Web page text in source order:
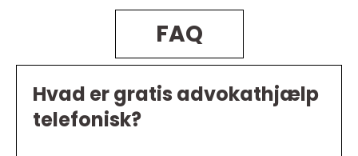
FAQ
Hvad er gratis advokathjælp
telefonisk?